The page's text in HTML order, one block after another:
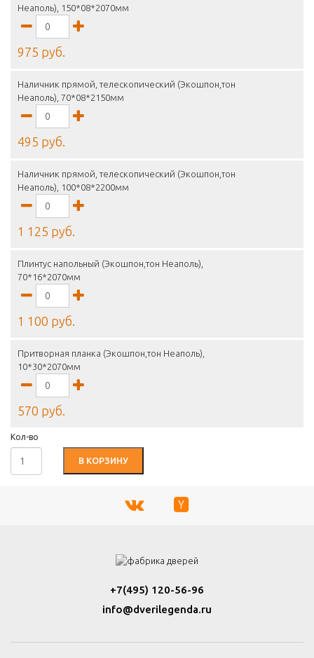
Неаполь), 150*08*2070мм
975 руб.
Наличник прямой, телескопический (Экошпон,тон
Неаполь), 70*08*2150мм
495 руб.
Наличник прямой, телескопический (Экошпон,тон
Неаполь), 100*08*2200мм
1 125 руб.
Плинтус напольный (Экошпон,тон Неаполь),
70*16*2070мм
1 100 руб.
Притворная планка (Экошпон,тон Неаполь),
10*30*2070мм
570 руб.
Кол-во
В КОРЗИНУ
+7(495) 120-56-96
info@dverilegenda.ru